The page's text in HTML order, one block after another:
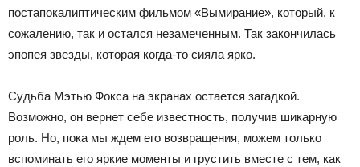
постапокалиптическим фильмом «Вымирание», который, к
сожалению, так и остался незамеченным. Так закончилась
эпопея звезды, которая когда-то сияла ярко.
Судьба Мэтью Фокса на экранах остается загадкой.
Возможно, он вернет себе известность, получив шикарную
роль. Но, пока мы ждем его возвращения, можем только
вспоминать его яркие моменты и грустить вместе с тем, как